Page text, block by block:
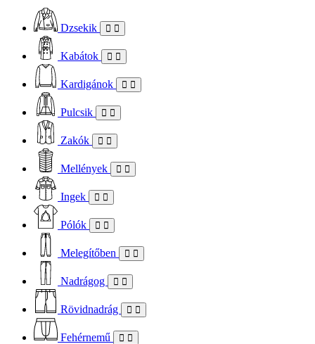
Dzsekik
Kabátok
Kardigánok
Pulcsik
Zakók
Mellények
Ingek
Pólók
Melegítőben
Nadrágog
Rövidnadrág
Fehérnemű